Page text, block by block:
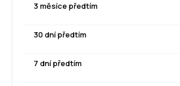
3 měsíce předtím
30 dní předtím
7 dní předtím